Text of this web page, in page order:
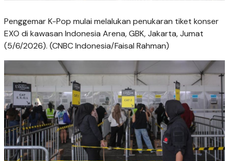
Penggemar K-Pop mulai melalukan penukaran tiket konser
EXO di kawasan Indonesia Arena, GBK, Jakarta, Jumat
(5/6/2026). (CNBC Indonesia/Faisal Rahman)